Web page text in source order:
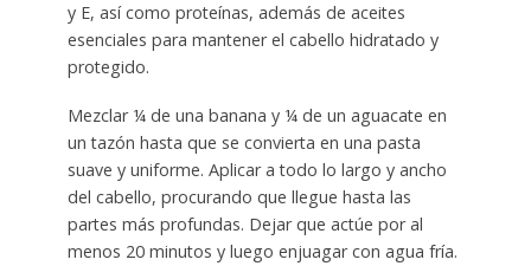
y E, así como proteínas, además de aceites
esenciales para mantener el cabello hidratado y
protegido.
Mezclar ¼ de una banana y ¼ de un aguacate en
un tazón hasta que se convierta en una pasta
suave y uniforme. Aplicar a todo lo largo y ancho
del cabello, procurando que llegue hasta las
partes más profundas. Dejar que actúe por al
menos 20 minutos y luego enjuagar con agua fría.